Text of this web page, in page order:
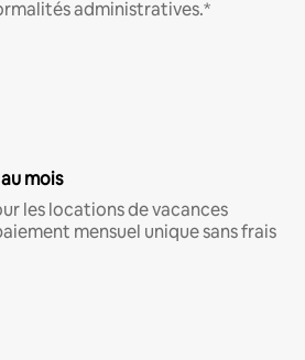
administratives.*
mois
les locations de vacances
mensuel unique sans frais